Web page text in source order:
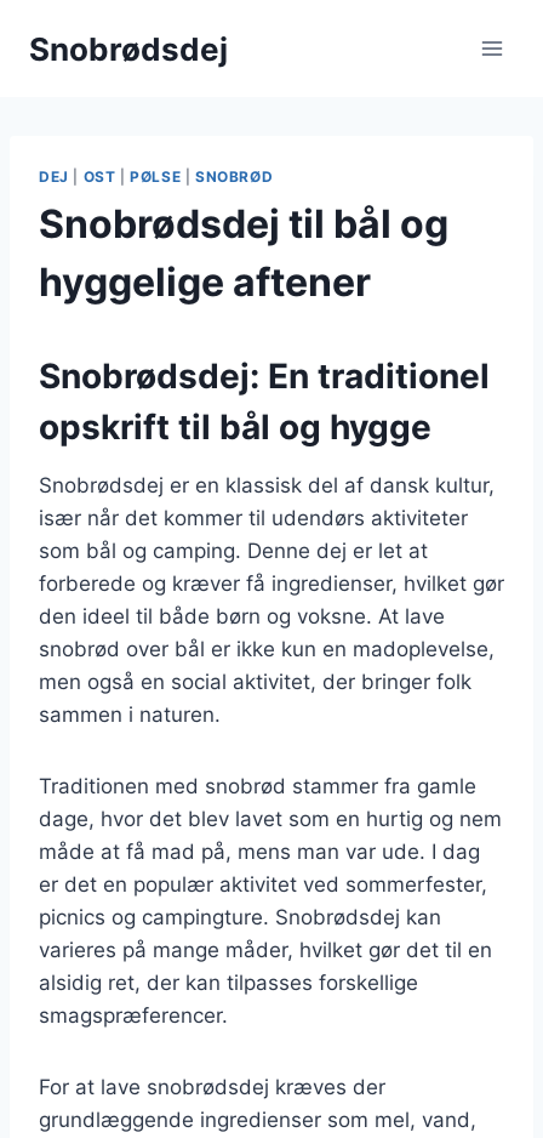
Snobrødsdej
DEJ OST |PØLSE SNOBRØD
Snobrødsdej til bål og
hyggelige aftener
Snobrødsdej: En traditionel
opskrift til bål og hygge
Snobrødsdej er en klassisk del af dansk kultur,
især når det kommer til udendørs aktiviteter
som bål og camping. Denne dej er let at
forberede og kræver få ingredienser, hvilket gør
den ideel til både børn og voksne. At lave
snobrød over bål er ikke kun en madoplevelse,
men også en social aktivitet, der bringer folk
sammen i naturen.
Traditionen med snobrød stammer fra gamle
dage, hvor det blev lavet som en hurtig og nem
måde at få mad på, mens man var ude. I dag
er det en populær aktivitet ved sommerfester,
picnics og campingture. Snobrødsdej kan
varieres på mange måder, hvilket gør det til en
alsidig ret, der kan tilpasses forskellige
smagspræferencer.
For at lave snobrødsdej kræves der
grundlæggende ingredienser som mel, vand,